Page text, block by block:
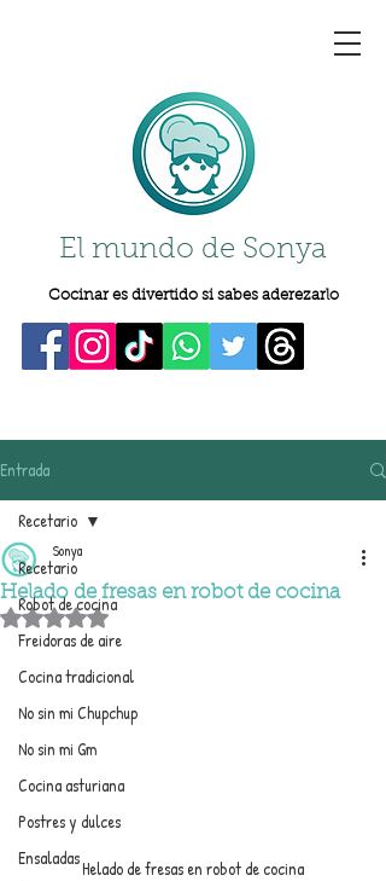
El mundo de Sonya
Cocinar es divertido si sabes aderezarlo
Entrada
Recetario
Robot de cocina
Freidoras de aire
Cocina tradicional
No sin mi Chupchup
No sin mi Gm
Cocina asturiana
Postres y dulces
Ensaladas
Recetario
Helado de fresas en robot de cocina
Sonya
Obtuvo NaN de 5 estrellas.
Helado de fresas en robot de cocina